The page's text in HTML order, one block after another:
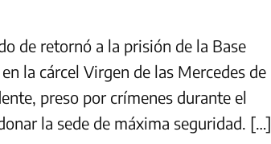
de retornó a la prisión de la Base
la cárcel Virgen de las Mercedes de
preso por crímenes durante el
la sede de máxima seguridad. […]